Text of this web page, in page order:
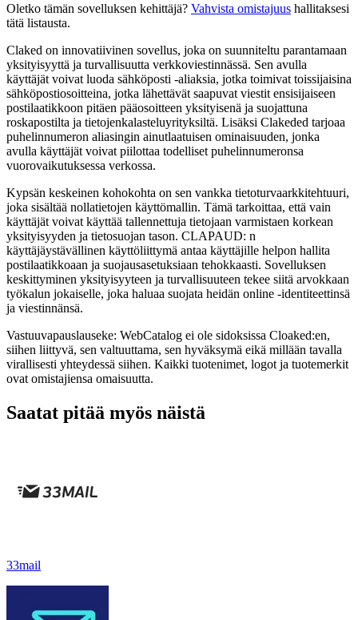
Oletko tämän sovelluksen kehittäjä? Vahvista omistajuus hallitaksesi
tätä listausta.
Claked on innovatiivinen sovellus, joka on suunniteltu parantamaan
yksityisyyttä ja turvallisuutta verkkoviestinnässä. Sen avulla
käyttäjät voivat luoda sähköposti -aliaksia, jotka toimivat toissijaisina
sähköpostiosoitteina, jotka lähettävät saapuvat viestit ensisijaiseen
postilaatikkoon pitäen pääosoitteen yksityisenä ja suojattuna
roskapostilta ja tietojenkalasteluyrityksiltä. Lisäksi Clakeded tarjoaa
puhelinnumeron aliasingin ainutlaatuisen ominaisuuden, jonka
avulla käyttäjät voivat piilottaa todelliset puhelinnumeronsa
vuorovaikutuksessa verkossa.
Kypsän keskeinen kohokohta on sen vankka tietoturvaarkkitehtuuri,
joka sisältää nollatietojen käyttömallin. Tämä tarkoittaa, että vain
käyttäjät voivat käyttää tallennettuja tietojaan varmistaen korkean
yksityisyyden ja tietosuojan tason. CLAPAUD: n
käyttäjäystävällinen käyttöliittymä antaa käyttäjille helpon hallita
postilaatikkoaan ja suojausasetuksiaan tehokkaasti. Sovelluksen
keskittyminen yksityisyyteen ja turvallisuuteen tekee siitä arvokkaan
työkalun jokaiselle, joka haluaa suojata heidän online -identiteettinsä
ja viestinnänsä.
Vastuuvapauslauseke: WebCatalog ei ole sidoksissa Cloaked:en,
siihen liittyvä, sen valtuuttama, sen hyväksymä eikä millään tavalla
virallisesti yhteydessä siihen. Kaikki tuotenimet, logot ja tuotemerkit
ovat omistajiensa omaisuutta.
Saatat pitää myös näistä
33mail